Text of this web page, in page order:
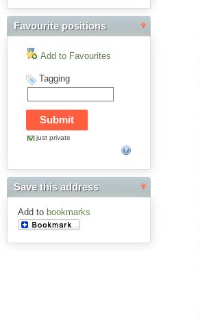
Favourite positions
Add to Favourites
Tagging
just private
Save this address
Add to bookmarks